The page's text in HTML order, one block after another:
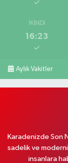
İKINDI
16:23
Aylık Vakitler
Karadenizde Son
sadelik ve
insanlara